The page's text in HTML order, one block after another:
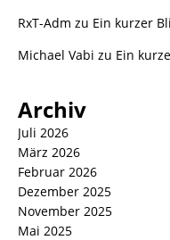
RxT-Adm zu Ein kurzer
Michael Vabi zu Ein
Archiv
Juli 2026
März 2026
Februar 2026
Dezember 2025
November 2025
Mai 2025